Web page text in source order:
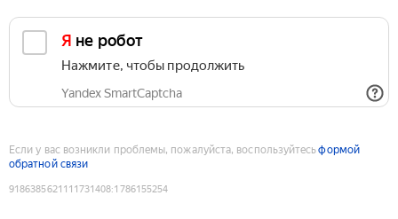
Я не робот
Нажмите, чтобы продолжить
Yandex SmartCaptcha
Если у вас возникли проблемы, пожалуйста, воспользуйтесьформой
обратной связи
9186385621111731408:1786155254